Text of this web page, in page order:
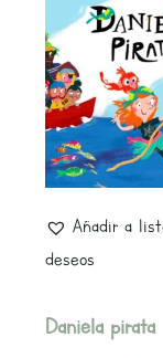
Añadir a
deseos
Daniela pirata
El